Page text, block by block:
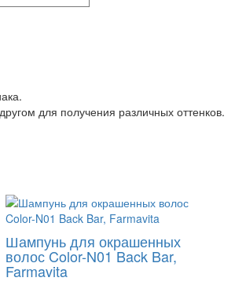
для получения различных оттенков.
Шампунь для окрашенных
волос Color-N01 Back Bar,
Farmavita